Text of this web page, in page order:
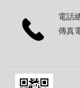
電話
傳真